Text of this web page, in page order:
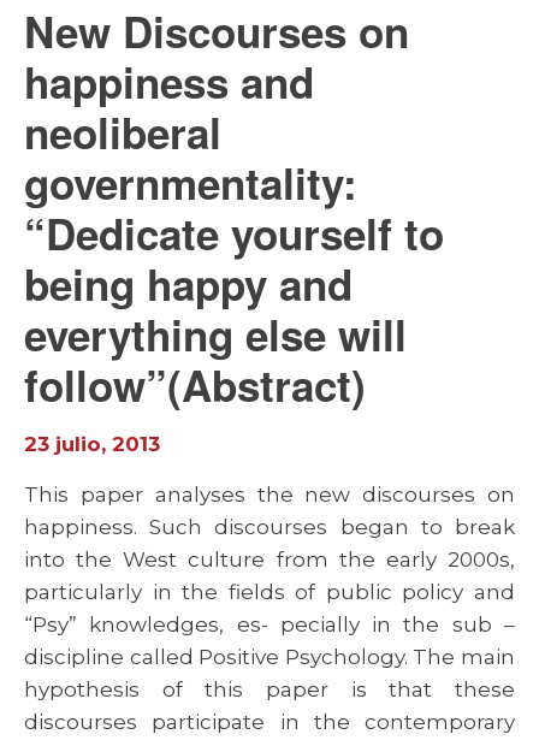
New Discourses on
happiness and
neoliberal
governmentality:
“Dedicate yourself to
being happy and
everything else will
follow”(Abstract)
23 julio, 2013
This paper analyses the new discourses on
happiness. Such discourses began to break
into the West culture from the early 2000s,
particularly in the fields of public policy and
“Psy” knowledges, es- pecially in the sub –
discipline called Positive Psychology. The main
hypothesis of this paper is that these
discourses participate in the contemporary